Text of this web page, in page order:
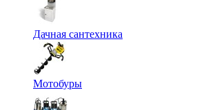
Дачная сантехника
Мотобуры